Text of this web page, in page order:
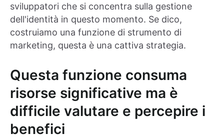
sviluppatori che si concentra sulla gestione
dell'identità in questo momento. Se dico,
costruiamo una funzione di strumento di
marketing, questa è una cattiva strategia.
Questa funzione consuma
risorse significative ma è
difficile valutare e percepire i
benefici